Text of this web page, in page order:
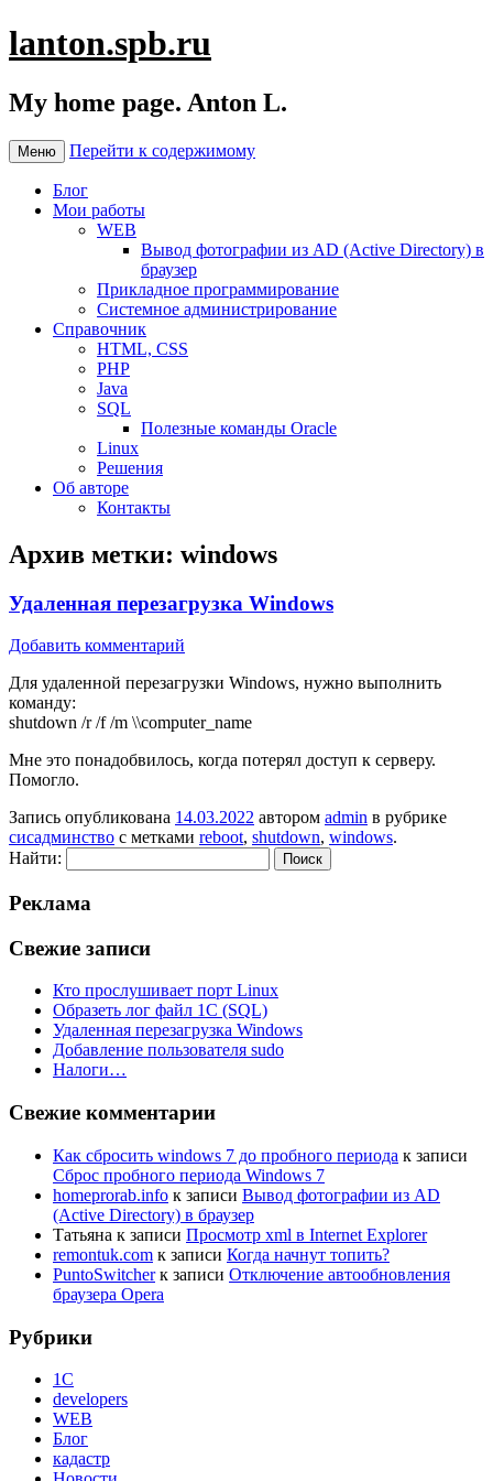
lanton.spb.ru
My home page. Anton L.
Меню Перейти к содержимому
Блог
Мои работы
WEB
Вывод фотографии из AD (Active Directory) в
браузер
Прикладное программирование
Системное администрирование
Справочник
HTML, CSS
PHP
Java
SQL
Полезные команды Oracle
Linux
Решения
Об авторе
Контакты
Архив метки: windows
Удаленная перезагрузка Windows
Добавить комментарий
Для удаленной перезагрузки Windows, нужно выполнить
команду:
shutdown /r /f /m \\computer_name
Мне это понадобвилось, когда потерял доступ к серверу.
Помогло.
Запись опубликована 14.03.2022 автором admin в рубрике
сисадминство с метками reboot, shutdown, windows.
Найти:
Реклама
Свежие записи
Кто прослушивает порт Linux
Образеть лог файл 1С (SQL)
Удаленная перезагрузка Windows
Добавление пользователя sudo
Налоги…
Свежие комментарии
Как сбросить windows 7 до пробного периода к записи
Сброс пробного периода Windows 7
homeprorab.info к записи Вывод фотографии из AD
(Active Directory) в браузер
Татьяна к записи Просмотр xml в Internet Explorer
remontuk.com к записи Когда начнут топить?
PuntoSwitcherк записи Отключение автообновления
браузера Opera
Рубрики
1С
developers
WEB
Блог
кадастр